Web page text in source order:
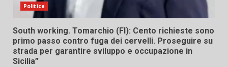
Politica
South working. Tomarchio (FI): Cento richieste sono
primo passo contro fuga dei cervelli. Proseguire su
strada per garantire sviluppo e occupazione in
Sicilia”